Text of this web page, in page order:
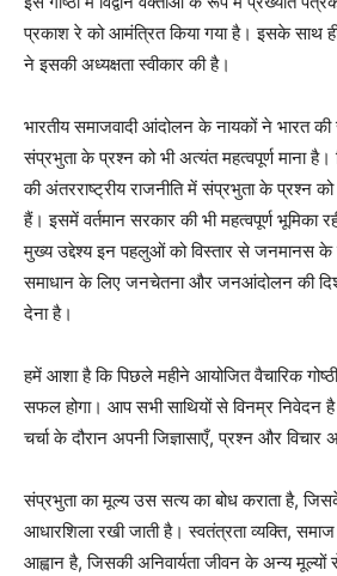
प्रकाश रे को आमंत्रित किया गया है। इसके साथ
ने इसकी अध्यक्षता स्वीकार की है।
भारतीय समाजवादी आंदोलन के नायकों ने भारत
संप्रभुता के प्रश्न को भी अत्यंत महत्वपूर्ण माना
की अंतरराष्ट्रीय राजनीति में संप्रभुता के प्रश्न को
हैं। इसमें वर्तमान सरकार की भी महत्वपूर्ण भूमिका
मुख्य उद्देश्य इन पहलुओं को विस्तार से जनमानस
समाधान के लिए जनचेतना और जनआंदोलन की
देना है।
हमें आशा है कि पिछले महीने आयोजित वैचारिक
सफल होगा। आप सभी साथियों से विनम्र निवेदन है
चर्चा के दौरान अपनी जिज्ञासाएँ, प्रश्न और
संप्रभुता का मूल्य उस सत्य का बोध कराता है,
आधारशिला रखी जाती है। स्वतंत्रता व्यक्ति,
आह्वान है, जिसकी अनिवार्यता जीवन के अन्य मूल्यों